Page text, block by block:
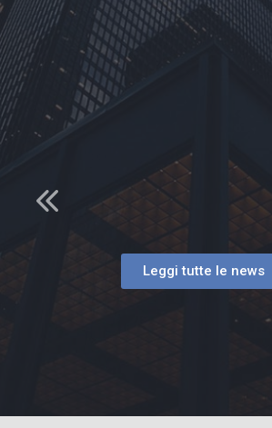
Leggi tutte le news